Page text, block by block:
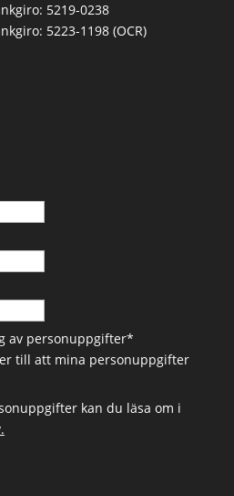
5219-0238
5223-1198 (OCR)
av personuppgifter*
till att mina personuppgifter
kan du läsa om i